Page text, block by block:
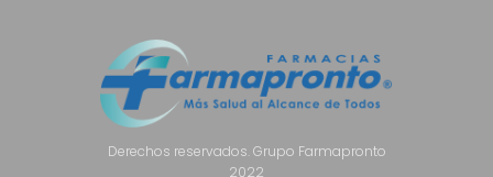
Derechos reservados. Grupo Farmapronto
2022